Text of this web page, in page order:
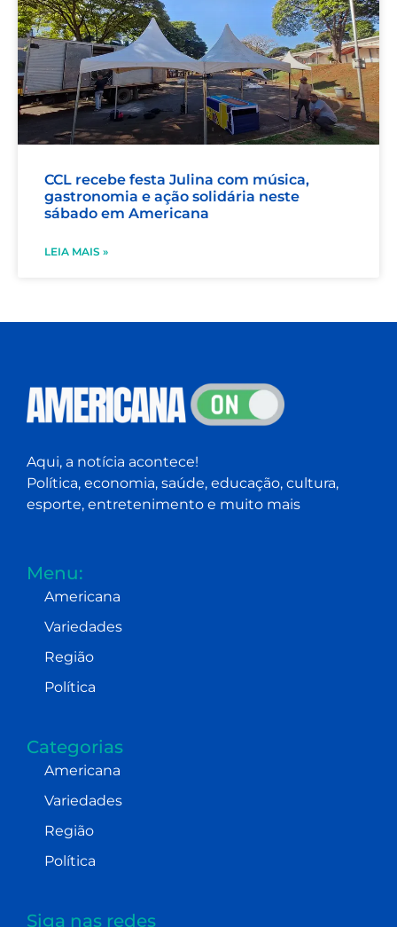
CCL recebe festa Julina com música,
gastronomia e ação solidária neste
sábado em Americana
LEIA MAIS »
Aqui, a notícia acontece!
Política, economia, saúde, educação, cultura,
esporte, entretenimento e muito mais
Menu:
Americana
Variedades
Região
Política
Categorias
Americana
Variedades
Região
Política
Siga nas redes